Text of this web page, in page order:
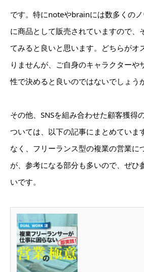
です。特にnoteやbrainには数多くの
に商品として販売されていますので、
てみると良いと思います。どちらがオ
りませんが、ご自身のキャラクターや
性で決めると良いのではないでしょう
その他、SNSを組み合わせた顧客獲得
ついては、以下の記事にまとめていま
なく、フリーランス型の複業の営業に
が、参考になる部分も多いので、ぜひ
いです。